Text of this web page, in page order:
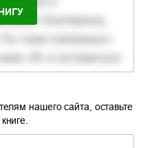
нашего сайта, оставьте